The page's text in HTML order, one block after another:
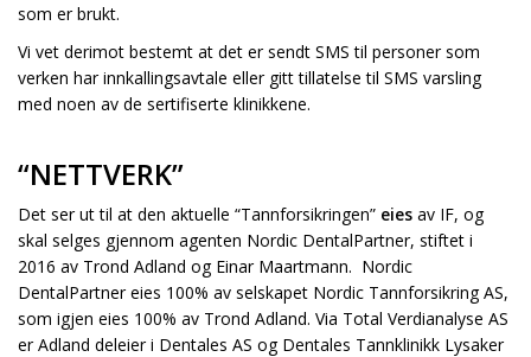
som er brukt.
Vi vet derimot bestemt at det er sendt SMS til personer som
verken har innkallingsavtale eller gitt tillatelse til SMS varsling
med noen av de sertifiserte klinikkene.
“NETTVERK”
Det ser ut til at den aktuelle “Tannforsikringen” eies av IF, og
skal selges gjennom agenten Nordic DentalPartner, stiftet i
2016 av Trond Adland og Einar Maartmann. Nordic
DentalPartner eies 100% av selskapet Nordic Tannforsikring AS,
som igjen eies 100% av Trond Adland. Via Total Verdianalyse AS
er Adland deleier i Dentales AS og Dentales Tannklinikk Lysaker